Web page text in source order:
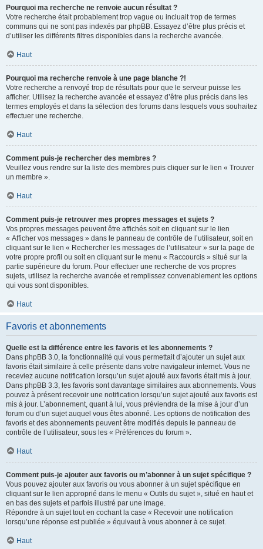
Pourquoi ma recherche ne renvoie aucun résultat ?
Votre recherche était probablement trop vague ou incluait trop de termes
communs qui ne sont pas indexés par phpBB. Essayez d’être plus précis et
d’utiliser les différents filtres disponibles dans la recherche avancée.
Haut
Pourquoi ma recherche renvoie à une page blanche ?!
Votre recherche a renvoyé trop de résultats pour que le serveur puisse les
afficher. Utilisez la recherche avancée et essayez d’être plus précis dans les
termes employés et dans la sélection des forums dans lesquels vous souhaitez
effectuer une recherche.
Haut
Comment puis-je rechercher des membres ?
Veuillez vous rendre sur la liste des membres puis cliquer sur le lien « Trouver
un membre ».
Haut
Comment puis-je retrouver mes propres messages et sujets ?
Vos propres messages peuvent être affichés soit en cliquant sur le lien
« Afficher vos messages » dans le panneau de contrôle de l’utilisateur, soit en
cliquant sur le lien « Rechercher les messages de l’utilisateur » sur la page de
votre propre profil ou soit en cliquant sur le menu « Raccourcis » situé sur la
partie supérieure du forum. Pour effectuer une recherche de vos propres
sujets, utilisez la recherche avancée et remplissez convenablement les options
qui vous sont disponibles.
Haut
Favoris et abonnements
Quelle est la différence entre les favoris et les abonnements ?
Dans phpBB 3.0, la fonctionnalité qui vous permettait d’ajouter un sujet aux
favoris était similaire à celle présente dans votre navigateur internet. Vous ne
receviez aucune notification lorsqu’un sujet ajouté aux favoris était mis à jour.
Dans phpBB 3.3, les favoris sont davantage similaires aux abonnements. Vous
pouvez à présent recevoir une notification lorsqu’un sujet ajouté aux favoris est
mis à jour. L’abonnement, quant à lui, vous préviendra de la mise à jour d’un
forum ou d’un sujet auquel vous êtes abonné. Les options de notification des
favoris et des abonnements peuvent être modifiés depuis le panneau de
contrôle de l’utilisateur, sous les « Préférences du forum ».
Haut
Comment puis-je ajouter aux favoris ou m’abonner à un sujet spécifique ?
Vous pouvez ajouter aux favoris ou vous abonner à un sujet spécifique en
cliquant sur le lien approprié dans le menu « Outils du sujet », situé en haut et
en bas des sujets et parfois illustré par une image.
Répondre à un sujet tout en cochant la case « Recevoir une notification
lorsqu’une réponse est publiée » équivaut à vous abonner à ce sujet.
Haut